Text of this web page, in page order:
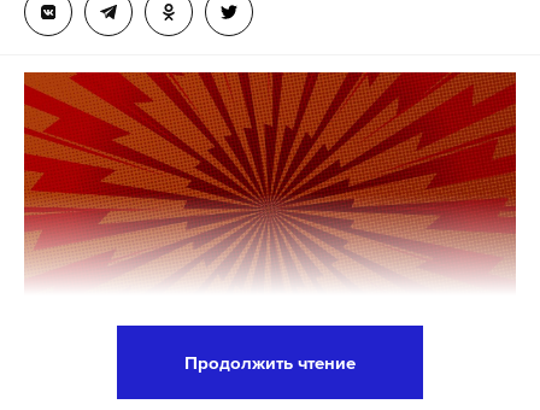
Продолжить чтение